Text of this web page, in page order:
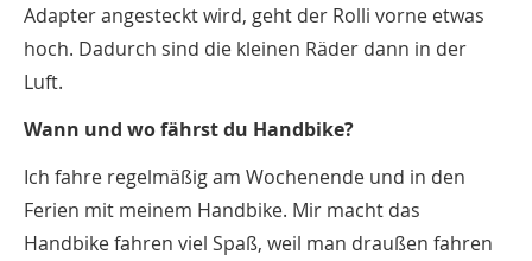
Adapter angesteckt wird, geht der Rolli vorne etwas
hoch. Dadurch sind die kleinen Räder dann in der
Luft.
Wann und wo fährst du Handbike?
Ich fahre regelmäßig am Wochenende und in den
Ferien mit meinem Handbike. Mir macht das
Handbike fahren viel Spaß, weil man draußen fahren